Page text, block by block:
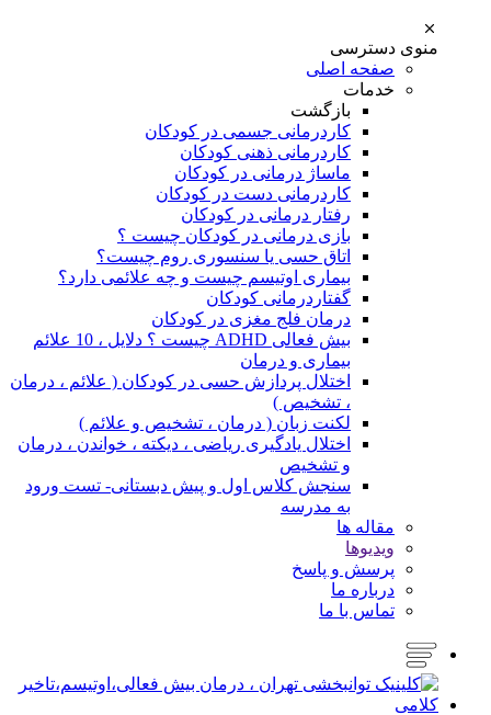
منوی دسترسی
صفحه اصلی
خدمات
بازگشت
کاردرمانی جسمی در کودکان
کاردرمانی ذهنی کودکان
ماساژ درمانی در کودکان
کاردرمانی دست در کودکان
رفتار درمانی در کودکان
بازی درمانی در کودکان چیست ؟
اتاق حسی یا سنسوری روم چیست؟
بیماری اوتیسم چیست و چه علائمی دارد؟
گفتاردرمانی کودکان
درمان فلج مغزی در کودکان
بیش فعالی ADHD چیست ؟ دلایل ، 10 علائم
بیماری و درمان
اختلال پردازش حسی در کودکان ( علائم ، درمان
، تشخیص )
لکنت زبان ( درمان ، تشخیص و علائم )
اختلال یادگیری ریاضی ، دیکته ، خواندن ، درمان
و تشخیص
سنجش کلاس اول و پیش دبستانی- تست ورود
به مدرسه
مقاله ها
ویدیوها
پرسش و پاسخ
درباره ما
تماس با ما